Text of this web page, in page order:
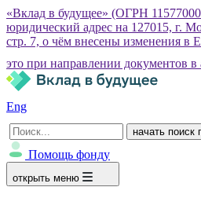
«Вклад в будущее» (ОГРН
юридический адрес на 127015, г.
стр. 7, о чём внесены изменения
это при направлении документов в
Eng
начать поиск
Помощь фонду
открыть меню